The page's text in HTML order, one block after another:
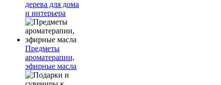
дерева для дома
и интерьера
Предметы
ароматерапии,
эфирные масла